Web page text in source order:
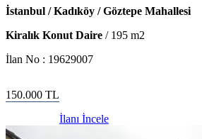
İstanbul / Kadıköy / Göztepe Mahallesi
Kiralık Konut Daire / 195 m2
İlan No : 19629007
150.000 TL
İlanı İncele